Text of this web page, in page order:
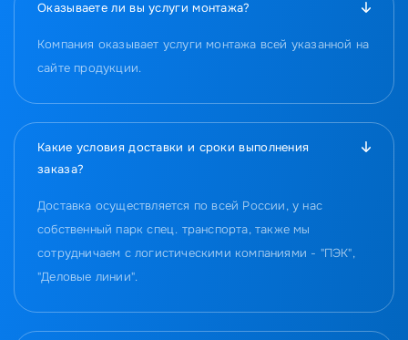
Оказываете ли вы услуги монтажа?
Компания оказывает услуги монтажа всей указанной на
сайте продукции.
Какие условия доставки и сроки выполнения
заказа?
Доставка осуществляется по всей России, у нас
собственный парк спец. транспорта, также мы
сотрудничаем с логистическими компаниями - "ПЭК",
"Деловые линии".